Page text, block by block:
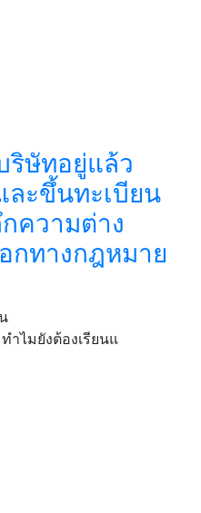
ริษัทอยู่แล้ว
ละขึ้นทะเบียน
กความต่าง
กทางกฎหมาย
ำไมยังต้องเรียนแ